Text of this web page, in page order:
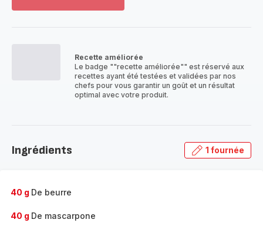
Recette améliorée
Le badge ""recette améliorée"" est réservé aux
recettes ayant été testées et validées par nos
chefs pour vous garantir un goût et un résultat
optimal avec votre produit.
Ingrédients 1 fournée
40 g De beurre
40 g De mascarpone